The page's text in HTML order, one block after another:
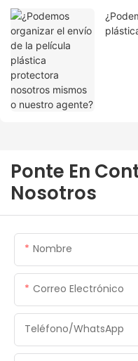
Ponte En
Nosotros
Nombre
Correo Electrónico
Teléfono/WhatsApp